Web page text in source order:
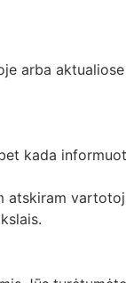
arba
kada
atskiram